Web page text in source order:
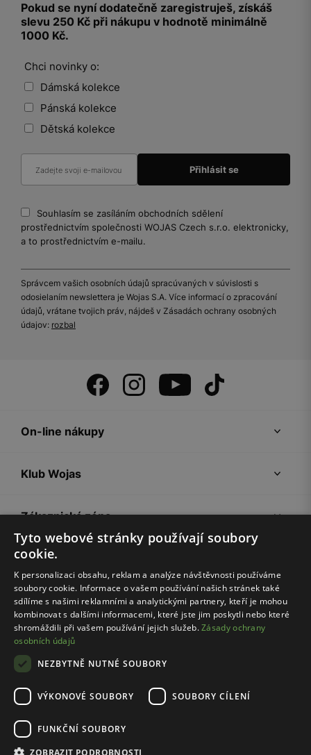
Pokud se nyní dodatečně zaregistruješ, získáš
slevu 250 Kč při nákupu v hodnotě minimálně
1000 Kč.
Chci novinky o:
Dámská kolekce
Pánská kolekce
Dětská kolekce
Souhlasím se zasíláním obchodních sdělení
prostřednictvím společnosti WOJAS Czech s.r.o. elektronicky,
a to prostřednictvím e-mailu.
Správcem vašich osobních údajů spracúvaných v súvislosti s
odosielaním newslettera je Wojas S.A. Více informací o zpracování
údajů, vrátane tvojich práv, nájdeš v Zásadách ochrany osobných
údajov: rozbal
On-line nákupy
Klub Wojas
Zákaznická zóna
Společnost Wojas
Rady
Pravidla e-shopu
Zásady ochrany osobních údajů
Tyto webové stránky používají soubory
cookie.
K personalizaci obsahu, reklam a analýze návštěvnosti používáme
soubory cookie. Informace o vašem používání našich stránek také
sdílíme s našimi reklamními a analytickými partnery, kteří je mohou
kombinovat s dalšími informacemi, které jste jim poskytli nebo které
shromáždili při vašem používání jejich služeb.Zásady ochrany
osobních údajů
NEZBYTNĚ NUTNÉ SOUBORY
VÝKONOVÉ SOUBORY SOUBORY CÍLENÍ
FUNKČNÍ SOUBORY
ZOBRAZIT PODROBNOSTI